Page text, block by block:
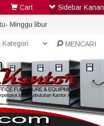
Minggu libur
MENCARI
Cart Sidebar Kanan